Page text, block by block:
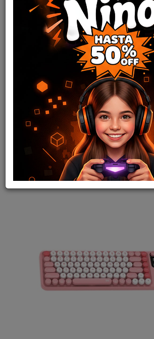
TECLADO Y MOUSE INAL. WK898 BLUE
USD 21,80